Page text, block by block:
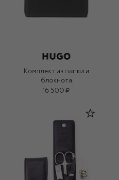
Комплект из папки и
блокнота
16 500 ₽